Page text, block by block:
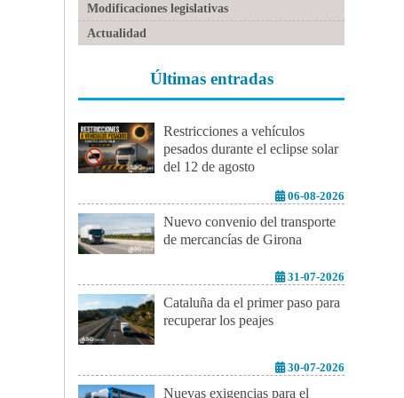
Modificaciones legislativas
Actualidad
Últimas entradas
Restricciones a vehículos
pesados durante el eclipse solar
del 12 de agosto
06-08-2026
Nuevo convenio del transporte
de mercancías de Girona
31-07-2026
Cataluña da el primer paso para
recuperar los peajes
30-07-2026
Nuevas exigencias para el